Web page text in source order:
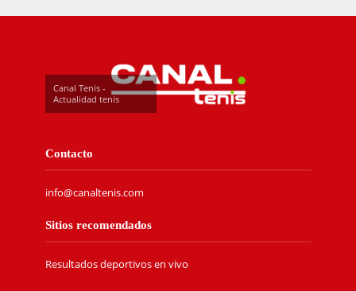
Canal Tenis -
Actualidad tenis
Contacto
info@canaltenis.com
Sitios recomendados
Resultados deportivos en vivo